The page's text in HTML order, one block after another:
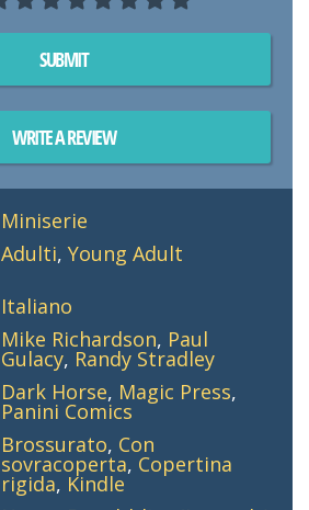
SUBMIT
WRITE A REVIEW
Miniserie
Adulti,Young Adult
Italiano
Mike Richardson, Paul
Gulacy, Randy Stradley
Dark Horse, Magic Press,
Panini Comics
Brossurato, Con
sovracoperta, Copertina
rigida, Kindle